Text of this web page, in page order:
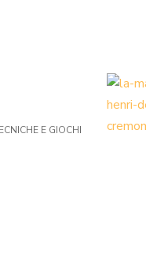
E GIOCHI